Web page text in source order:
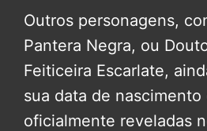
Outros personagens,
Pantera Negra, ou
Feiticeira Escarlate,
sua data de nascimento
oficialmente reveladas